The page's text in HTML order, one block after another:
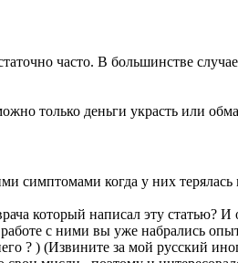
часто. В большинстве
только деньги украсть или
симптомами когда у них
который написал эту
с ними вы уже набрались
? ) (Извините за мой русский